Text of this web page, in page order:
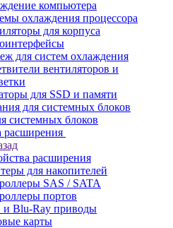
компьютера
охлаждения процессора
для корпуса
для систем охлаждения
вентиляторов и
для SSD и памяти
для системных блоков
системных блоков
расширения
расширения
для накопителей
SAS / SATA
портов
Blu-Ray приводы
карты